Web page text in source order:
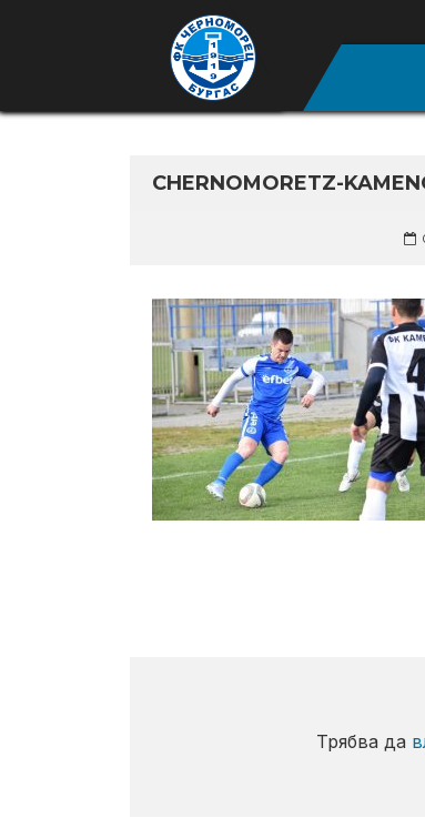
CHERNOMORETZ-
Трябва да